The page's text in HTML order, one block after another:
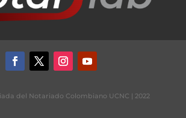
del Notariado Colombiano UCNC | 2022